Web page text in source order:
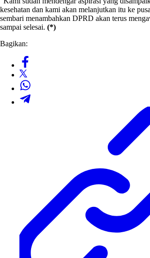
kesehatan dan kami akan melanjutkan itu ke
sembari menambahkan DPRD akan terus
sampai selesai. (*)
Bagikan: